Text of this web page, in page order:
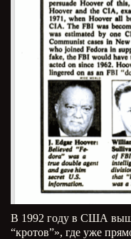
В 1992 году в США
“кротов”», где уже